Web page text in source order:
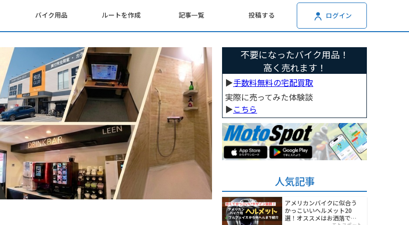
バイク用品 ルートを作成 記事一覧 投稿する ログイン
不要になったバイク用品！
高く売れます！
▶︎手数料無料の宅配買取
実際に売ってみた体験談
▶︎こちら
人気記事
アメリカンバイクに似合う
かっこいいヘルメット20
選！オススメはお洒落でワ